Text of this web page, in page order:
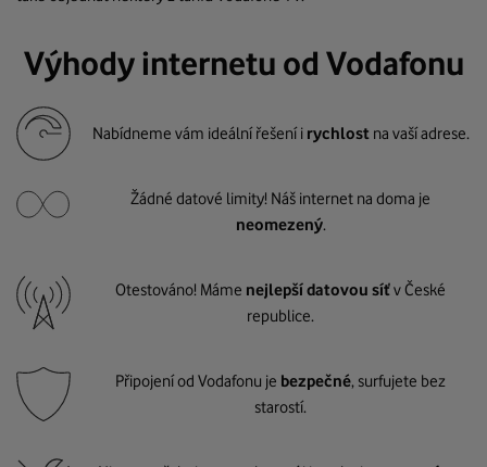
Výhody internetu od Vodafonu
Nabídneme vám ideální řešení i rychlost na vaší adrese.
Žádné datové limity! Náš internet na doma je
neomezený.
Otestováno! Máme nejlepší datovou síťv České
republice.
Připojení od Vodafonu je bezpečné, surfujete bez
starostí.